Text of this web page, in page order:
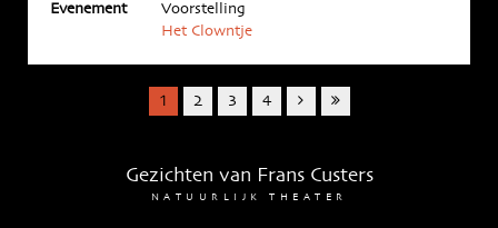
Evenement
Voorstelling
Het Clowntje
1 2 3 4
Gezichten van Frans Custers
NATUURLIJK THEATER